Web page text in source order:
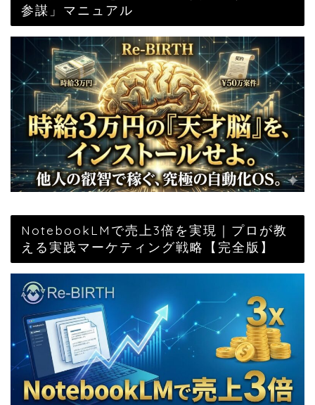
参謀」マニュアル
NotebookLMで売上3倍を実現｜プロが教
える実践マーケティング戦略【完全版】